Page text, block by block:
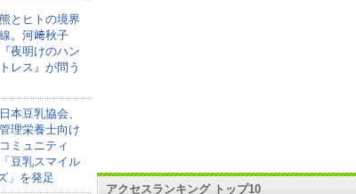
熊とヒトの境界
線。河﨑秋子
『夜明けのハン
トレス』が問う
日本豆乳協会、
管理栄養士向け
コミュニティ
「豆乳スマイル
」を発足
アクセスランキング トップ10